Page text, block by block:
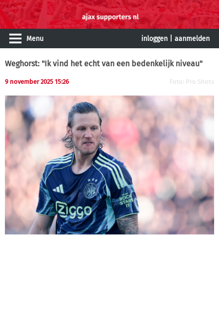
Menu inloggen aanmelden
Weghorst: "Ik vind het echt van een bedenkelijk niveau"
9 november 2025 15:26 Foto: Pro Shots